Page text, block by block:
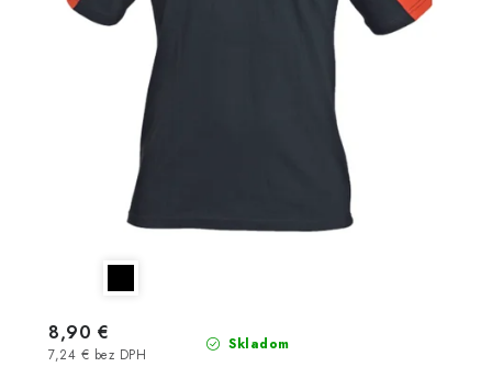
Skladom
7,24 € bez DPH
8,90 €